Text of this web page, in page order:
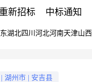
重新招标 中标通知
湖北四川 河北河南天津山西
湖州市 安吉县